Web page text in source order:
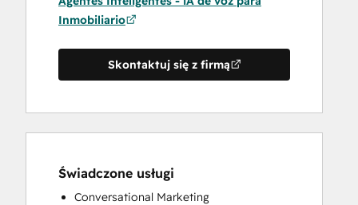
Inmobiliario
Skontaktuj się z firmą
Świadczone usługi
Conversational Marketing